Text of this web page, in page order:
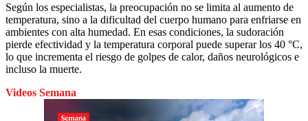
Según los especialistas, la preocupación no se limita al aumento de
temperatura, sino a la dificultad del cuerpo humano para enfriarse en
ambientes con alta humedad. En esas condiciones, la sudoración
pierde efectividad y la temperatura corporal puede superar los 40 °C,
lo que incrementa el riesgo de golpes de calor, daños neurológicos e
incluso la muerte.
Videos Semana